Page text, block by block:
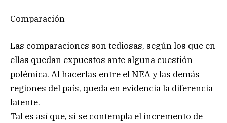
Comparación
Las comparaciones son tediosas, según los que en
ellas quedan expuestos ante alguna cuestión
polémica. Al hacerlas entre el NEA y las demás
regiones del país, queda en evidencia la diferencia
latente.
Tal es así que, si se contempla el incremento de